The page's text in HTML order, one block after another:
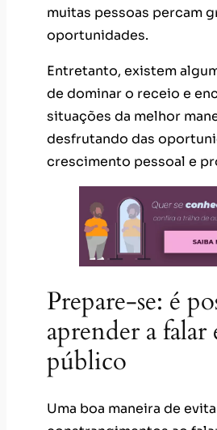
muitas pessoas percam
oportunidades.
Entretanto, existem
de dominar o receio e
situações da melhor
desfrutando das
crescimento pessoal e
Prepare-se: é
aprender a falar
público
Uma boa maneira de